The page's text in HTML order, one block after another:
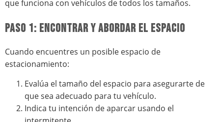
que funciona con vehículos de todos los tamaños.
PASO 1: ENCONTRAR Y ABORDAR EL ESPACIO
Cuando encuentres un posible espacio de
estacionamiento:
Evalúa el tamaño del espacio para asegurarte de
que sea adecuado para tu vehículo.
Indica tu intención de aparcar usando el